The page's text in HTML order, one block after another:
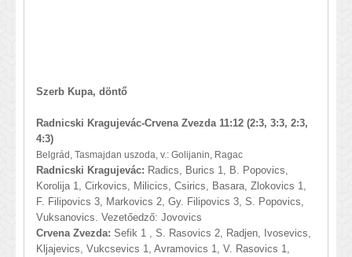
Szerb Kupa, döntő
Radnicski Kragujevác-Crvena Zvezda 11:12 (2:3, 3:3, 2:3,
4:3)
Belgrád, Tasmajdan uszoda, v.: Golijanin, Ragac
Radnicski Kragujevác: Radics, Burics 1, B. Popovics,
Korolija 1, Cirkovics, Milicics, Csirics, Basara, Zlokovics 1,
F. Filipovics 3, Markovics 2, Gy. Filipovics 3, S. Popovics,
Vuksanovics. Vezetőedző: Jovovics
Crvena Zvezda: Sefik 1 , S. Rasovics 2, Radjen, Ivosevics,
Kljajevics, Vukcsevics 1, Avramovics 1, V. Rasovics 1,